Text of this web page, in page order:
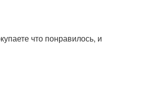
что понравилось, и